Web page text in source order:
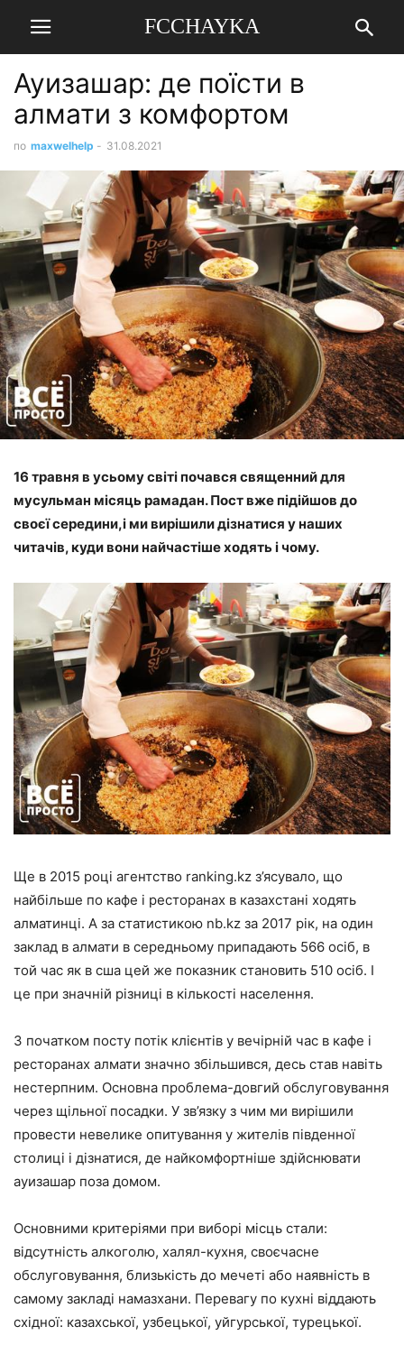
FCCHAYKA
Ауизашар: де поїсти в
алмати з комфортом
по maxwelhelp - 31.08.2021
16 травня в усьому світі почався священний для
мусульман місяць рамадан. Пост вже підійшов до
своєї середини,і ми вирішили дізнатися у наших
читачів, куди вони найчастіше ходять і чому.
Ще в 2015 році агентство ranking.kz з’ясувало, що
найбільше по кафе і ресторанах в казахстані ходять
алматинці. А за статистикою nb.kz за 2017 рік, на один
заклад в алмати в середньому припадають 566 осіб, в
той час як в сша цей же показник становить 510 осіб. І
це при значній різниці в кількості населення.
З початком посту потік клієнтів у вечірній час в кафе і
ресторанах алмати значно збільшився, десь став навіть
нестерпним. Основна проблема-довгий обслуговування
через щільної посадки. У зв’язку з чим ми вирішили
провести невелике опитування у жителів південної
столиці і дізнатися, де найкомфортніше здійснювати
ауизашар поза домом.
Основними критеріями при виборі місць стали:
відсутність алкоголю, халял-кухня, своєчасне
обслуговування, близькість до мечеті або наявність в
самому закладі намазхани. Перевагу по кухні віддають
східної: казахської, узбецької, уйгурської, турецької.